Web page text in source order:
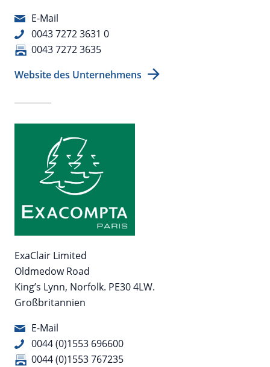
E-Mail
0043 7272 3631 0
0043 7272 3635
Website des Unternehmens
ExaClair Limited
Oldmedow Road
King’s Lynn, Norfolk. PE30 4LW.
Großbritannien
E-Mail
0044 (0)1553 696600
0044 (0)1553 767235